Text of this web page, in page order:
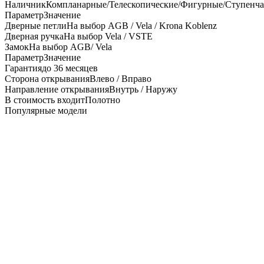
НаличникКомпланарные/Телескопические/Фигурные/
ПараметрЗначение
Дверные петлиНа выбор AGB / Vela / Krona Koblenz
Дверная ручкаНа выбор Vela / VSTE
ЗамокНа выбор AGB/ Vela
ПараметрЗначение
Гарантиядо 36 месяцев
Сторона открыванияВлево / Вправо
Направление открыванияВнутрь / Наружу
В стоимость входитПолотно
Популярные модели